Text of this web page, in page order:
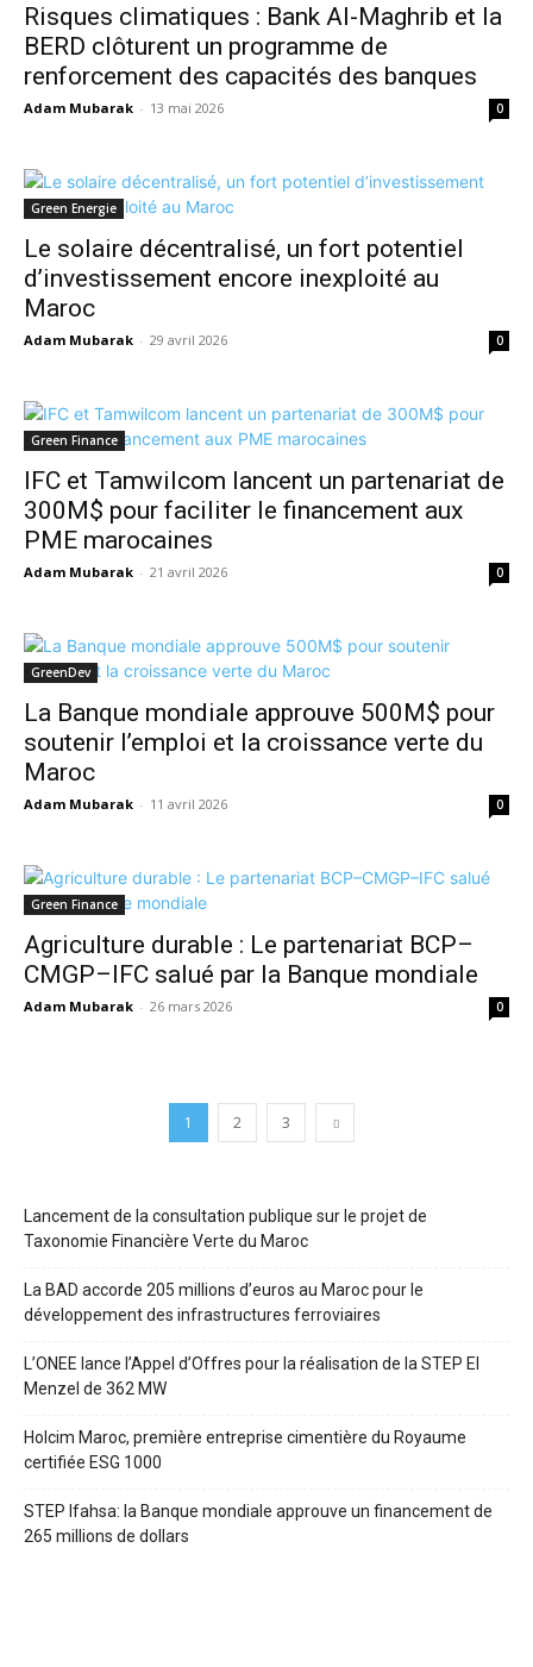
Risques climatiques : Bank Al-Maghrib et la
BERD clôturent un programme de
renforcement des capacités des banques
Adam Mubarak - 13 mai 2026 0
Green Energie
Le solaire décentralisé, un fort potentiel
d’investissement encore inexploité au
Maroc
Adam Mubarak - 29 avril 2026 0
Green Finance
IFC et Tamwilcom lancent un partenariat de
300M$ pour faciliter le financement aux
PME marocaines
Adam Mubarak - 21 avril 2026 0
GreenDev
La Banque mondiale approuve 500M$ pour
soutenir l’emploi et la croissance verte du
Maroc
Adam Mubarak - 11 avril 2026 0
Green Finance
Agriculture durable : Le partenariat BCP–
CMGP–IFC salué par la Banque mondiale
Adam Mubarak - 26 mars 2026 0
1 2 3
Lancement de la consultation publique sur le projet de
Taxonomie Financière Verte du Maroc
La BAD accorde 205 millions d’euros au Maroc pour le
développement des infrastructures ferroviaires
L’ONEE lance l’Appel d’Offres pour la réalisation de la STEP El
Menzel de 362 MW
Holcim Maroc, première entreprise cimentière du Royaume
certifiée ESG 1000
STEP Ifahsa: la Banque mondiale approuve un financement de
265 millions de dollars